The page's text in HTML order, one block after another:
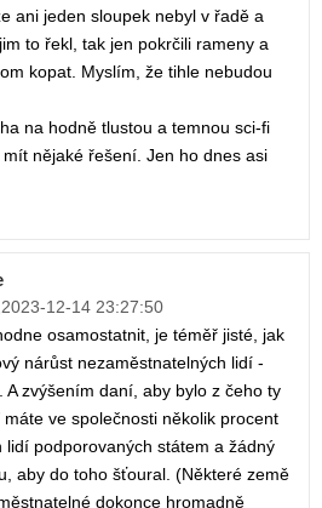
ani jeden sloupek nebyl v řadě a
to řekl, tak jen pokrčili rameny a
kopat. Myslím, že tihle nebudou
na hodně tlustou a temnou sci-fi
nějaké řešení. Jen ho dnes asi
2023-12-14 23:27:50
osamostatnit, je téměř jisté, jak
nárůst nezaměstnatelných lidí -
A zvýšením daní, aby bylo z čeho ty
ve společnosti několik procent
lidí podporovaných státem a žádný
aby do toho šťoural. (Některé země
dokonce hromadně